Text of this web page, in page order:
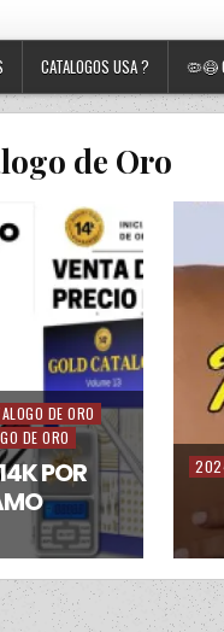
CATALOGOS USA ? 🦠😷
de Oro
DE ORO
DE ORO
POR